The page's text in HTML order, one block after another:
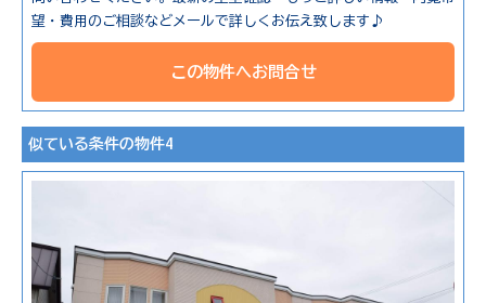
望・費用のご相談などメールで詳しくお伝え致します♪
この物件へお問合せ
似ている条件の物件4